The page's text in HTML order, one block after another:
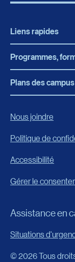
Liens rapides
Actualités
Bibliothèque
Boutique en ligne
Carrières
Événements
Fondation de
FAQ
Portail
Programmes,
Programmes,
Frais de scolarité
Calendrier
Horaire des cours
Plans des campus
Nous joindre
Politique de
Accessibilité
Gérer le
Assistance en
Situations
© 2026 Tous